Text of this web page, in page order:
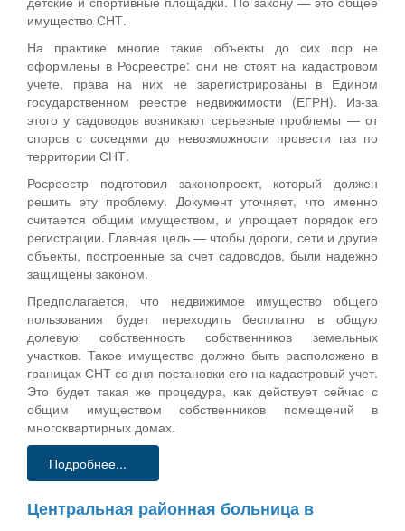
имущество СНТ.
На практике многие такие объекты до сих пор не
оформлены в Росреестре: они не стоят на кадастровом
учете, права на них не зарегистрированы в Едином
государственном реестре недвижимости (ЕГРН). Из-за
этого у садоводов возникают серьезные проблемы — от
споров с соседями до невозможности провести газ по
территории СНТ.
Росреестр подготовил законопроект, который должен
решить эту проблему. Документ уточняет, что именно
считается общим имуществом, и упрощает порядок его
регистрации. Главная цель — чтобы дороги, сети и другие
объекты, построенные за счет садоводов, были надежно
защищены законом.
Предполагается, что недвижимое имущество общего
пользования будет переходить бесплатно в общую
долевую собственность собственников земельных
участков. Такое имущество должно быть расположено в
границах СНТ со дня постановки его на кадастровый учет.
Это будет такая же процедура, как действует сейчас с
общим имуществом собственников помещений в
многоквартирных домах.
Подробнее...
Центральная районная больница в